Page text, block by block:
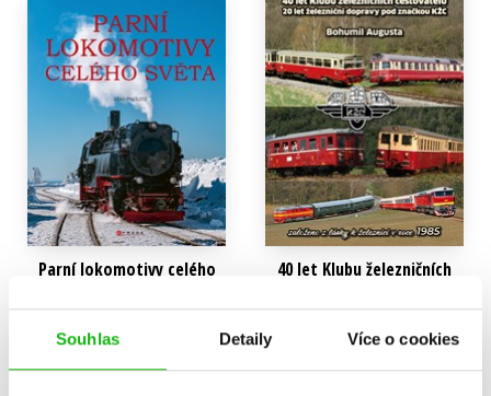
Souhlas Detaily Více o cookies
Parní lokomotivy celého
Udo Paulitz
632 Kč
40 let Klubu železničních
železniční dopravy pod
značkou KŽC